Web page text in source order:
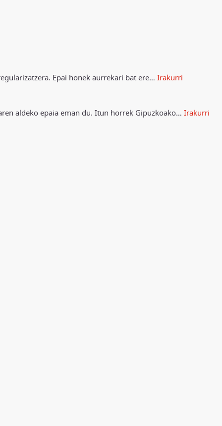
Epai honek aurrekari bat ere… Irakurri
aldeko epaia eman du. Itun horrek Gipuzkoako… Irakurri